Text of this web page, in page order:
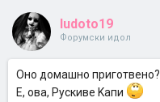
ludoto19
Форумски идол
Oно домашно приготвено?
E, ова, Pускиве Kапи